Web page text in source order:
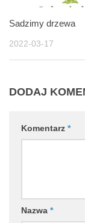
Sadzimy drzewa
2022-03-17
DODAJ
Komentarz *
Nazwa *